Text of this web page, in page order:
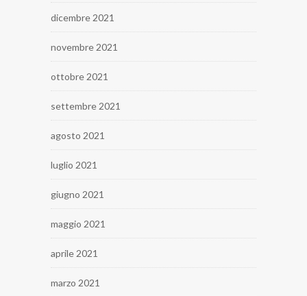
dicembre 2021
novembre 2021
ottobre 2021
settembre 2021
agosto 2021
luglio 2021
giugno 2021
maggio 2021
aprile 2021
marzo 2021